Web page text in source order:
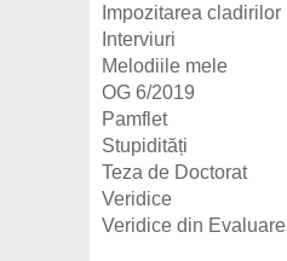
Impozitarea cladirilor
Interviuri
Melodiile mele
OG 6/2019
Pamflet
Stupidități
Teza de Doctorat
Veridice
Veridice din Evaluare